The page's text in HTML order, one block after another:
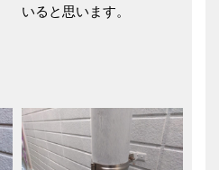
いると思います。